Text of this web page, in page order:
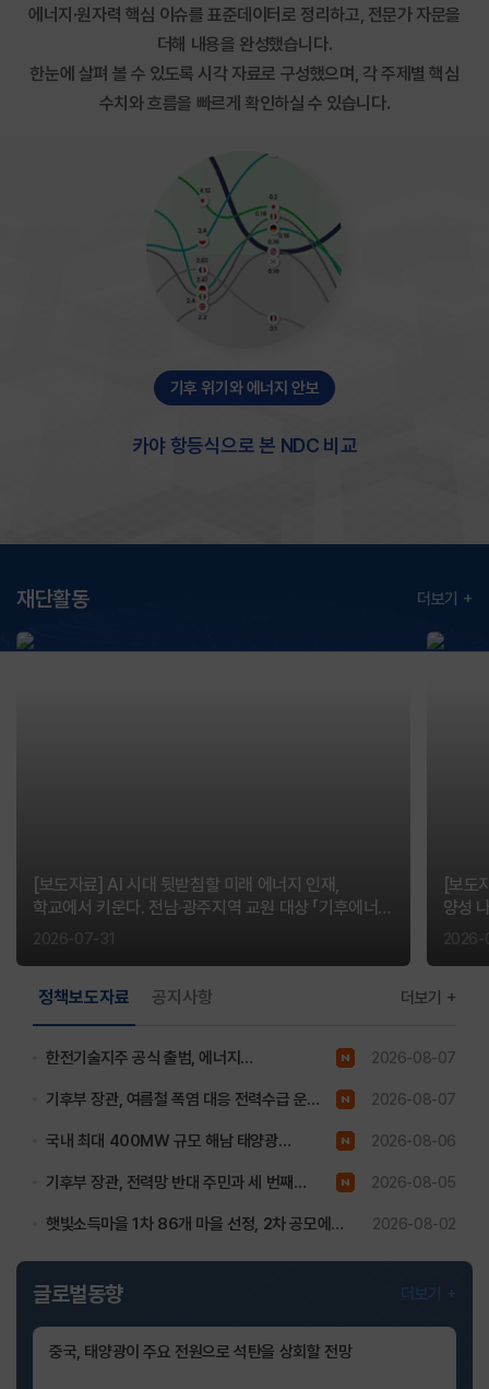
에너지·원자력 핵심 이슈를 표준데이터로 정리하고, 전문가 자문을
더해 내용을 완성했습니다.
한눈에 살펴 볼 수 있도록 시각 자료로 구성했으며, 각 주제별 핵심
수치와 흐름을 빠르게 확인하실 수 있습니다.
기후 위기와 에너지 안보
카야 항등식으로본 NDC 비교
탭
에서는
방향키
우)
접근가능하며
엔터
선택됩니다.
이후
목록이동
정책보도자료 공지사항 더보기
한전기술지주 공식 출범, 에너지
거대신생기업(유니콘) 육성 본격화
2026-08-07
기후부 장관, 여름철 폭염 대응 전력수급 운영
현황 점검
2026-08-07
국내 최대 400MW 규모 해남 태양광
발전단지 첫삽
2026-08-06
기후부 장관, 전력망 반대 주민과 세 번째
직접소통
2026-08-05
햇빛소득마을 1차 86개 마을 선정, 2차 공모에
617개 마을 신청, 전국 확산 본격화
2026-08-02
재단활동 더보기
[보도자료] AI 시대 뒷받침할 미래 에너지 인재,
학교에서 키운다. 전남·광주지역 교원 대상 「기후에너지
직무연수」 운영
2026-07-31
[보도
양성
탐방,
2026-
글로벌동향 더보기
중국, 태양광이 주요 전원으로 석탄을 상회할 전망